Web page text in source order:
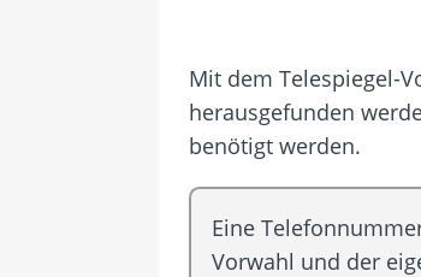
Mit dem Telespiegel-
herausgefunden
benötigt werden.
Eine
Vorwahl und der